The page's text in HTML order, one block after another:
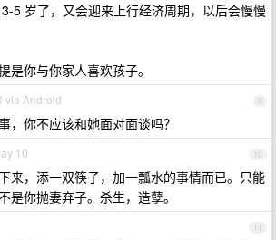
5 岁了，又会迎来上行经济周期，以后会慢慢
是你与你家人喜欢孩子。
9
via Android
，你不应该和她面对面谈吗？
10
10
来，添一双筷子，加一瓢水的事情而已。只能
是你抛妻弃子。杀生，造孽。
11